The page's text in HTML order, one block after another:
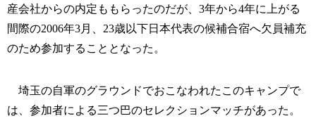
産会社からの内定ももらったのだが、3年から4年に上がる
間際の2006年3月、23歳以下日本代表の候補合宿へ欠員補充
のため参加することとなった。
埼玉の自軍のグラウンドでおこなわれたこのキャンプで
は、参加者による三つ巴のセレクションマッチがあった。